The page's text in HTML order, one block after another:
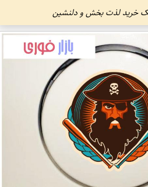
یک خرید لذت بخش و دلنشین